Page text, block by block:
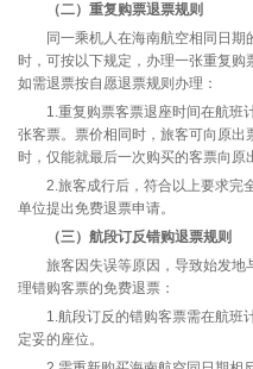
（二）重复购票退票规则
同一乘机人在海南航空相同日期
时，可按以下规定，办理一张重复
如需退票按自愿退票规则办理：
1.重复购票客票退座时间在航班
张客票。票价相同时，旅客可向原
时，仅能就最后一次购买的客票向原
2.旅客成行后，符合以上要求完
单位提出免费退票申请。
（三）航段订反错购退票规则
旅客因失误等原因，导致始发地
理错购客票的免费退票：
1.航段订反的错购客票需在航班
定妥的座位。